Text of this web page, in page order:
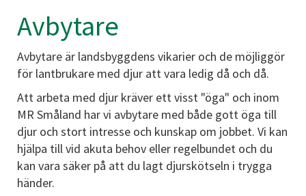
Avbytare
Avbytare är landsbyggdens vikarier och de möjliggör
för lantbrukare med djur att vara ledig då och då.
Att arbeta med djur kräver ett visst "öga" och inom
MR Småland har vi avbytare med både gott öga till
djur och stort intresse och kunskap om jobbet. Vi kan
hjälpa till vid akuta behov eller regelbundet och du
kan vara säker på att du lagt djurskötseln i trygga
händer.